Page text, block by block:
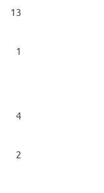
13
1
4
2